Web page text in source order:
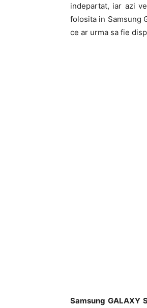
indepartat, iar azi
folosita in Samsung
ce ar urma sa fie
Samsung GALAXY